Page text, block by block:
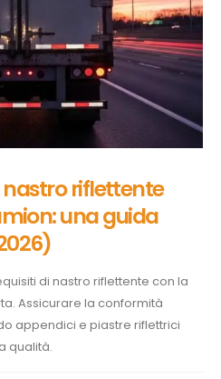
nastro riflettente
una guida
di nastro riflettente con la
Assicurare la conformità
appendici e piastre riflettrici
qualità.